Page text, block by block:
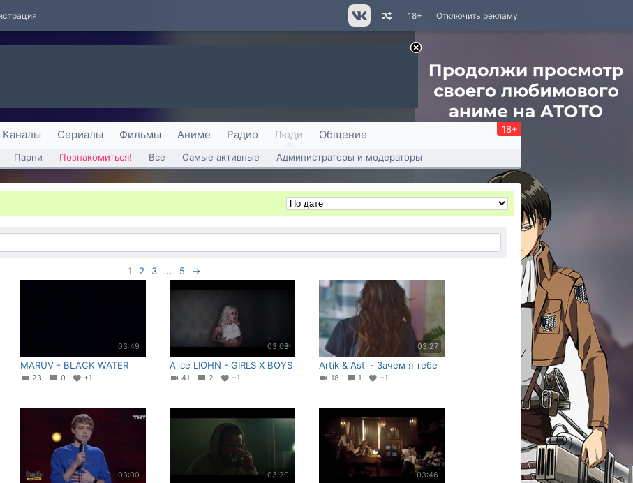
Отключить рекламу
18+
Каналы Сериалы Фильмы Аниме Радио Люди Общение 18+
Парни Познакомиться! Все Самые активные Администраторы и модераторы
1 2 3 ... 5 →
03:49
MARUV - BLACK WATER
23 0 +1
03:03
Alice LIOHN - GIRLS X BOYS
41 2 −1
03:27
Artik & Asti - Зачем я тебе
18 1 −1
03:00 03:20 03:46